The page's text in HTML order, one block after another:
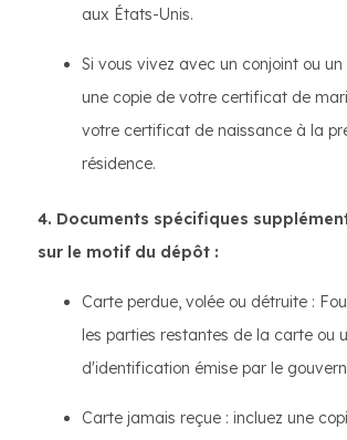
aux États-Unis.
Si vous vivez avec un conjoint ou
une copie de votre certificat de
votre certificat de naissance à la
résidence.
4. Documents spécifiques
sur le motif du dépôt :
Carte perdue, volée ou détruite :
les parties restantes de la carte ou
d'identification émise par le
Carte jamais reçue : incluez une